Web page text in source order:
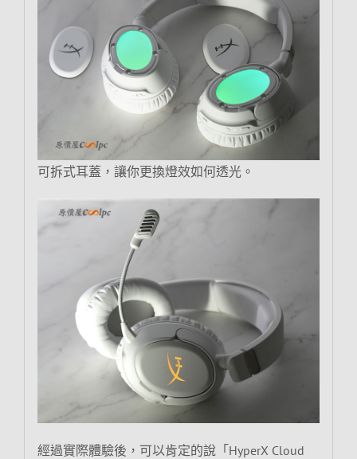
可拆式耳蓋，讓你更換燈效如何透光。
經過實際體驗後，可以肯定的說「HyperX Cloud